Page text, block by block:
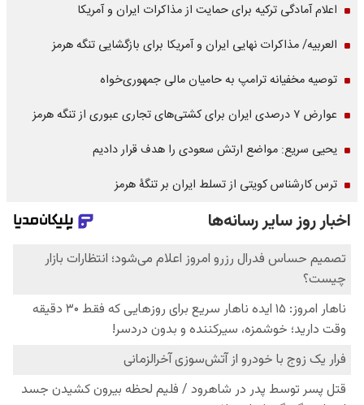
اعلام آمادگی ترکیه برای حمایت از مذاکرات ایران و آمریکا
العربیه/ مذاکرات نهایی ایران و آمریکا برای بازگشایی تنگه هرمز
توصیه مخفیانه ترامپ به حامیان مالی جمهوری‌خواه
عوارض ۷ درصدی ایران برای کشتی‌های تجاری عبوری از تنگه هرمز
یحیی سریع: مواضع ارتش سعودی را هدف قرار دادیم
ترس کارشناس کویتی از تسلط ایران بر تنگۀ هرمز